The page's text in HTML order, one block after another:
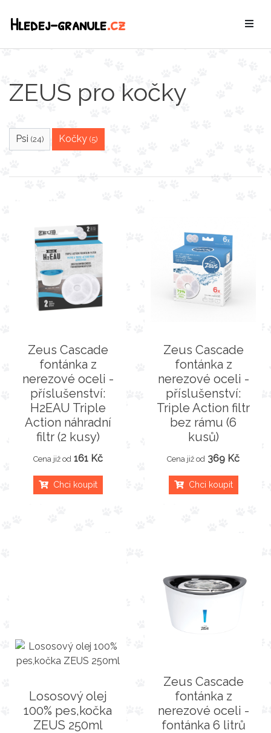
Hledej-granule.cz
ZEUS pro kočky
Psi (24) Kočky (5)
Zeus Cascade
fontánka z
nerezové oceli -
příslušenství:
H2EAU Triple
Action náhradní
filtr (2 kusy)
Cena již od 161 Kč
Chci koupit
Zeus Cascade
fontánka z
nerezové oceli -
příslušenství:
Triple Action filtr
bez rámu (6
kusů)
Cena již od 369 Kč
Chci koupit
Lososový olej
100% pes,kočka
ZEUS 250ml
Zeus Cascade
fontánka z
nerezové oceli -
fontánka 6 litrů